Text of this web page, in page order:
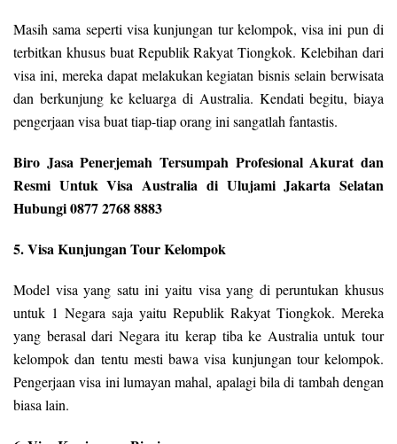
Masih sama seperti visa kunjungan tur kelompok, visa ini pun di
terbitkan khusus buat Republik Rakyat Tiongkok. Kelebihan dari
visa ini, mereka dapat melakukan kegiatan bisnis selain berwisata
dan berkunjung ke keluarga di Australia. Kendati begitu, biaya
pengerjaan visa buat tiap-tiap orang ini sangatlah fantastis.
Biro Jasa Penerjemah Tersumpah Profesional Akurat dan
Resmi Untuk Visa Australia di Ulujami Jakarta Selatan
Hubungi 0877 2768 8883
5. Visa Kunjungan Tour Kelompok
Model visa yang satu ini yaitu visa yang di peruntukan khusus
untuk 1 Negara saja yaitu Republik Rakyat Tiongkok. Mereka
yang berasal dari Negara itu kerap tiba ke Australia untuk tour
kelompok dan tentu mesti bawa visa kunjungan tour kelompok.
Pengerjaan visa ini lumayan mahal, apalagi bila di tambah dengan
biasa lain.